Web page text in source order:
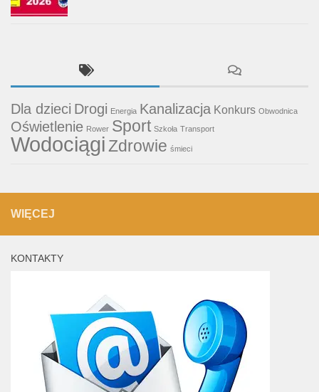
Dla dzieci Drogi Energia Kanalizacja Konkurs Obwodnica
Oświetlenie Rower Sport Szkoła Transport
WodociągiZdrowie śmieci
WIĘCEJ
KONTAKTY